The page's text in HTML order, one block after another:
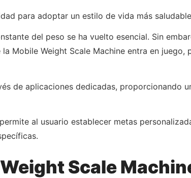
para adoptar un estilo de vida más
del peso se ha vuelto esencial. Sin
Mobile Weight Scale Machine entra en juego,
de aplicaciones dedicadas, proporcionando
al usuario establecer metas
Scale